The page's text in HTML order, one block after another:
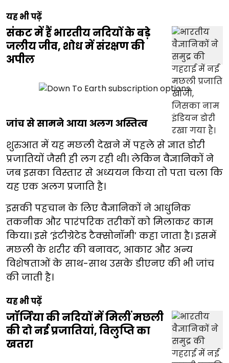
यह भी पढ़ें
संकट में हैं भारतीय नदियों के बड़े
जलीय जीव, शोध में संरक्षण की
अपील
जांच से सामने आया अलग अस्तित्व
शुरुआत में यह मछली देखने में पहले से ज्ञात डोरी
प्रजातियों जैसी ही लग रही थी। लेकिन वैज्ञानिकों ने
जब इसका विस्तार से अध्ययन किया तो पता चला कि
यह एक अलग प्रजाति है।
इसकी पहचान के लिए वैज्ञानिकों ने आधुनिक
तकनीक और पारंपरिक तरीकों को मिलाकर काम
किया। इसे ‘इंटीग्रेटेड टैक्सोनॉमी’ कहा जाता है। इसमें
मछली के शरीर की बनावट, आकार और अन्य
विशेषताओं के साथ-साथ उसके डीएनए की भी जांच
की जाती है।
यह भी पढ़ें
जॉर्जिया की नदियों में मिलीं मछली
की दो नई प्रजातियां, विलुप्ति का
खतरा